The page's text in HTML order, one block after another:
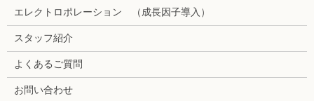
エレクトロポレーション （成長因子導入）
スタッフ紹介
よくあるご質問
お問い合わせ